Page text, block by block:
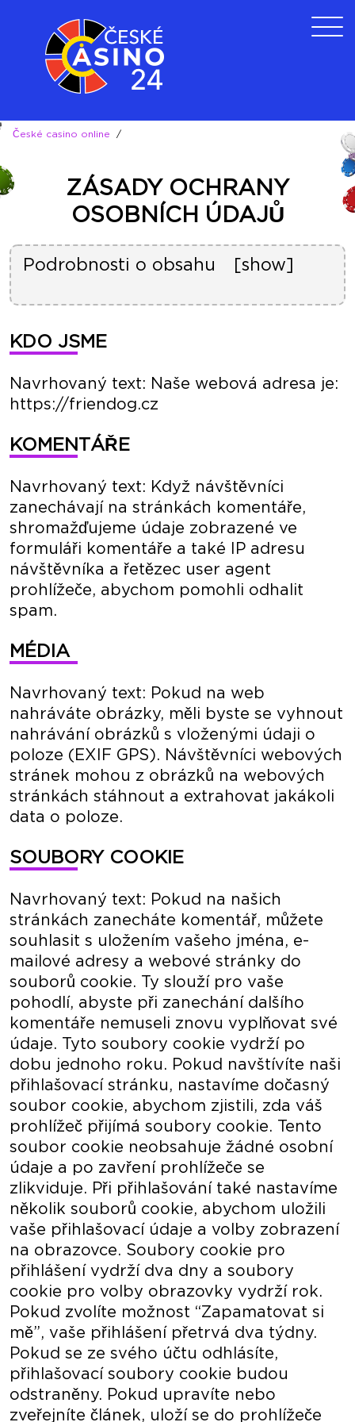
České casino online /
ZÁSADY OCHRANY
OSOBNÍCH ÚDAJŮ
Podrobnosti o obsahu
KDO JSME
Navrhovaný text: Naše webová adresa je:
https://friendog.cz
KOMENTÁŘE
Navrhovaný text: Když návštěvníci
zanechávají na stránkách komentáře,
shromažďujeme údaje zobrazené ve
formuláři komentáře a také IP adresu
návštěvníka a řetězec user agent
prohlížeče, abychom pomohli odhalit
spam.
MÉDIA
Navrhovaný text: Pokud na web
nahráváte obrázky, měli byste se vyhnout
nahrávání obrázků s vloženými údaji o
poloze (EXIF GPS). Návštěvníci webových
stránek mohou z obrázků na webových
stránkách stáhnout a extrahovat jakákoli
data o poloze.
SOUBORY COOKIE
Navrhovaný text: Pokud na našich
stránkách zanecháte komentář, můžete
souhlasit s uložením vašeho jména, e-
mailové adresy a webové stránky do
souborů cookie. Ty slouží pro vaše
pohodlí, abyste při zanechání dalšího
komentáře nemuseli znovu vyplňovat své
údaje. Tyto soubory cookie vydrží po
dobu jednoho roku. Pokud navštívíte naši
přihlašovací stránku, nastavíme dočasný
soubor cookie, abychom zjistili, zda váš
prohlížeč přijímá soubory cookie. Tento
soubor cookie neobsahuje žádné osobní
údaje a po zavření prohlížeče se
zlikviduje. Při přihlašování také nastavíme
několik souborů cookie, abychom uložili
vaše přihlašovací údaje a volby zobrazení
na obrazovce. Soubory cookie pro
přihlášení vydrží dva dny a soubory
cookie pro volby obrazovky vydrží rok.
Pokud zvolíte možnost “Zapamatovat si
mě”, vaše přihlášení přetrvá dva týdny.
Pokud se ze svého účtu odhlásíte,
přihlašovací soubory cookie budou
odstraněny. Pokud upravíte nebo
zveřejníte článek, uloží se do prohlížeče